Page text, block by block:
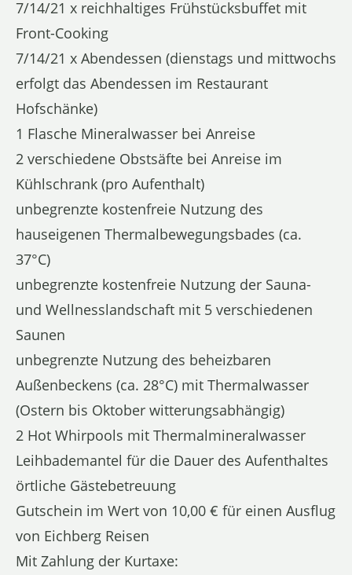
7/14/21 x reichhaltiges Frühstücksbuffet mit
Front-Cooking
7/14/21 x Abendessen (dienstags und mittwochs
erfolgt das Abendessen im Restaurant
Hofschänke)
1 Flasche Mineralwasser bei Anreise
2 verschiedene Obstsäfte bei Anreise im
Kühlschrank (pro Aufenthalt)
unbegrenzte kostenfreie Nutzung des
hauseigenen Thermalbewegungsbades (ca.
37°C)
unbegrenzte kostenfreie Nutzung der Sauna-
und Wellnesslandschaft mit 5 verschiedenen
Saunen
unbegrenzte Nutzung des beheizbaren
Außenbeckens (ca. 28°C) mit Thermalwasser
(Ostern bis Oktober witterungsabhängig)
2 Hot Whirpools mit Thermalmineralwasser
Leihbademantel für die Dauer des Aufenthaltes
örtliche Gästebetreuung
Gutschein im Wert von 10,00 € für einen Ausflug
von Eichberg Reisen
Mit Zahlung der Kurtaxe: